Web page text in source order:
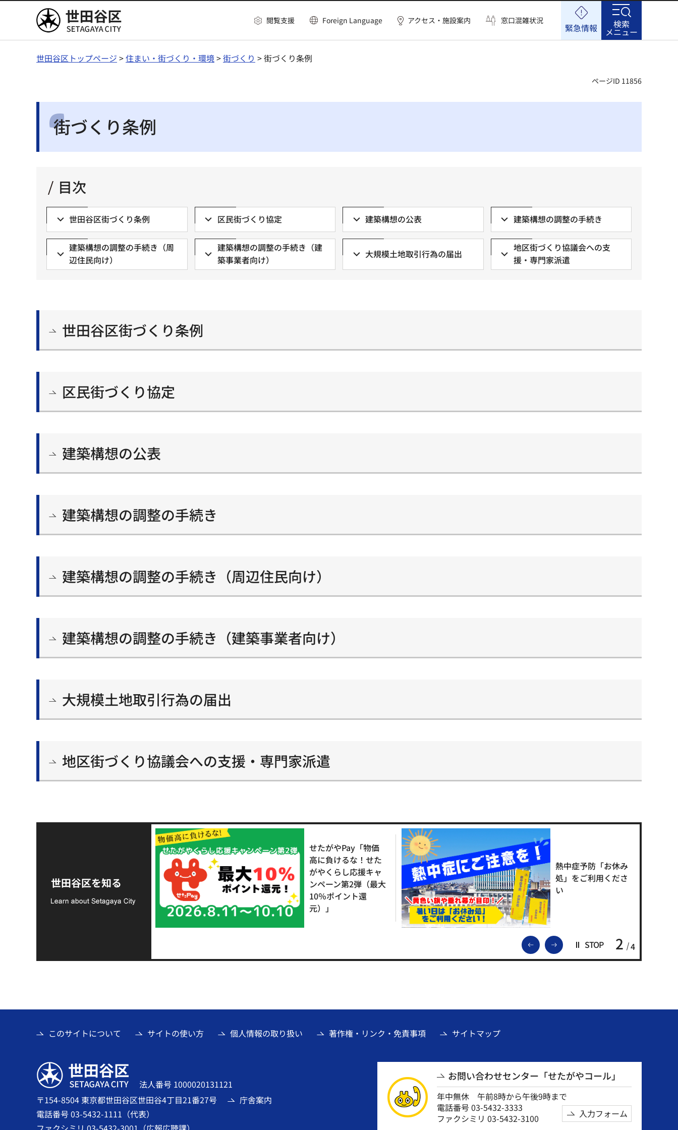
世田谷区 閲覧支援 Foreign Language アクセス・施設案内 窓口混雑状況
緊急情報 検索
メニュー
世田谷区トップページ >住まい・街づくり・環境>街づくり > 街づくり条例
ページID 11856
街づくり条例
目次
世田谷区街づくり条例 区民街づくり協定 建築構想の公表 建築構想の調整の手続き
建築構想の調整の手続き（周
辺住民向け）
建築構想の調整の手続き（建
築事業者向け）
大規模土地取引行為の届出
地区街づくり協議会への支
援・専門家派遣
世田谷区街づくり条例
区民街づくり協定
建築構想の公表
建築構想の調整の手続き
建築構想の調整の手続き（周辺住民向け）
建築構想の調整の手続き（建築事業者向け）
大規模土地取引行為の届出
地区街づくり協議会への支援・専門家派遣
世田谷区を知る
前のスライドを表示
次のスライドを表示
STOP 2 4
支援金の募集につい
て
せたがやPay「物価
高に負けるな！せた
がやくらし応援キャ
ンペーン第2弾（最大
10％ポイント還
元）」
熱中症予防「お休み
処」をご利用くださ
い
このサイトについて サイトの使い方 個人情報の取り扱い 著作権・リンク・免責事項 サイトマップ
世田谷区
法人番号 1000020131121
〒154-8504 東京都世田谷区世田谷4丁目21番27号
電話番号 03-5432-1111（代表）
庁舎案内
お問い合わせセンター「せたがやコール」
年中無休 午前8時から午後9時まで
電話番号 03-5432-3333
ファクシミリ 03-5432-3100
入力フォーム